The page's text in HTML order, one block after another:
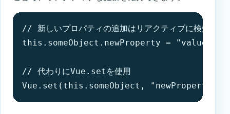
// 新しいプロパティの追加はリアクティブに検知され
this.someObject.newProperty = "value"; //
// 代わりにVue.setを使用
Vue.set(this.someObject,